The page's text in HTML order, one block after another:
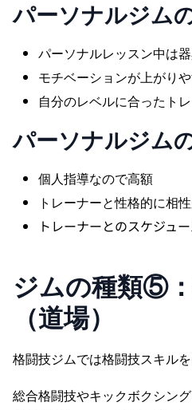
パーソナルジム
パーソナルレッスン中は
モチベーションが上がり
自分のレベルに合ったト
パーソナルジム
個人指導なので高額
トレーナーと性格的に相
トレーナーとのスケジュ
ジムの種類⑤
（道場）
格闘技ジムでは格闘技スキルを
総合格闘技やキックボクシン